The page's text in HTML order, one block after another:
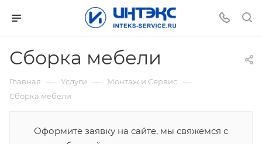
Сборка мебели
Главная — Услуги — Монтаж и Сервис —
Сборка мебели
Оформите заявку на сайте, мы свяжемся с